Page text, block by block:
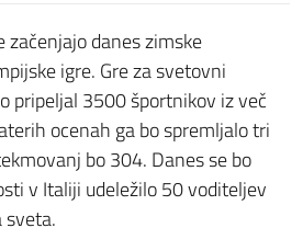
začenjajo danes zimske
igre. Gre za svetovni
pripeljal 3500 športnikov iz več
ocenah ga bo spremljalo tri
bo 304. Danes se bo
v Italiji udeležilo 50 voditeljev
sveta.